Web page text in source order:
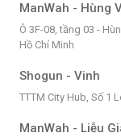
ManWah - Hùng
Ô 3F-08, tầng 03 -
Hồ Chí Minh
Shogun - Vinh
TTTM City Hub, Số 1
ManWah - Liễu